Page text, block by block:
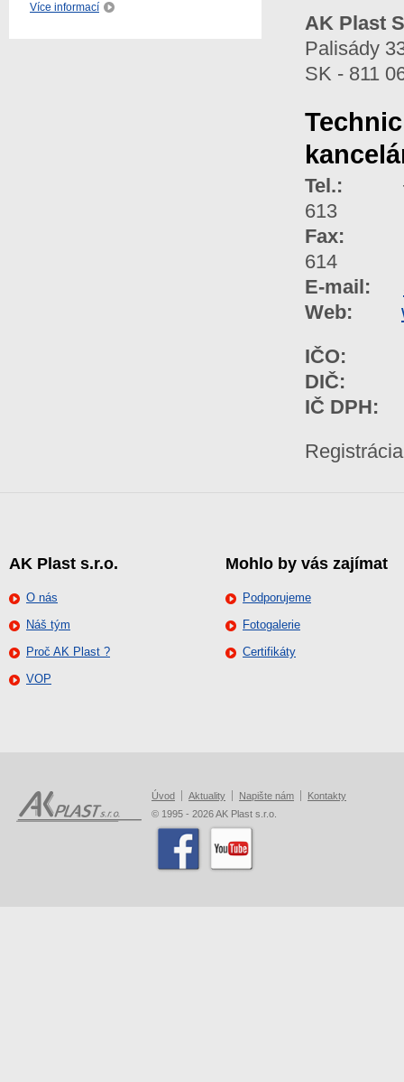
AK Plast
Palisády
SK - 811
Tel.:
613
Fax:
614
E-mail:
Web:
IČO:
DIČ:
IČ DPH:
Více informací
AK Plast s.r.o.
O nás
Náš tým
Proč AK Plast ?
VOP
Mohlo by vás zajímat
Podporujeme
Fotogalerie
Certifikáty
Úvod Aktuality Napište nám
Kontakty
© 1995 - 2026 AK Plast s.r.o.